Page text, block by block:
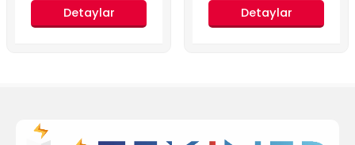
Detaylar Detaylar